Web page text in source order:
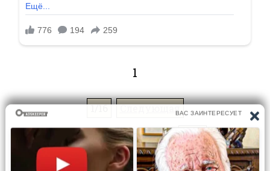
1
1/16 Следующая
Перейти на страницу: